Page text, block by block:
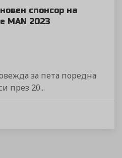
спонсор на
MAN 2023
за пета поредна
през 20...